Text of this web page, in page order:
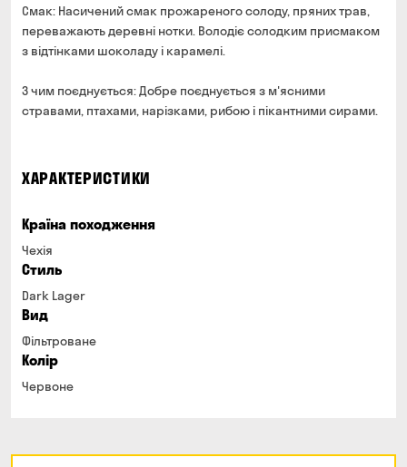
Смак: Насичений смак прожареного солоду, пряних трав,
переважають деревні нотки. Володіє солодким присмаком
з відтінками шоколаду і карамелі.
З чим поєднується: Добре поєднується з м'ясними
стравами, птахами, нарізками, рибою і пікантними сирами.
ХАРАКТЕРИСТИКИ
Країна походження
Чехія
Стиль
Dark Lager
Вид
Фільтроване
Колір
Червоне